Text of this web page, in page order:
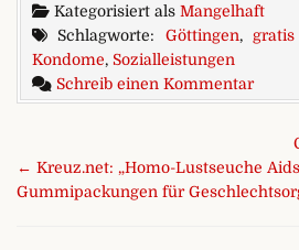
Kategorisiert als Mangelhaft
Schlagworte: Göttingen,
Kondome, Sozialleistungen
Schreib einen Kommentarzu
← Kreuz.net: „Homo-Lustseuche
Gummipackungen für